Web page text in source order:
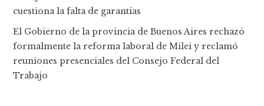
cuestiona la falta de garantías
El Gobierno de la provincia de Buenos Aires rechazó
formalmente la reforma laboral de Milei y reclamó
reuniones presenciales del Consejo Federal del
Trabajo